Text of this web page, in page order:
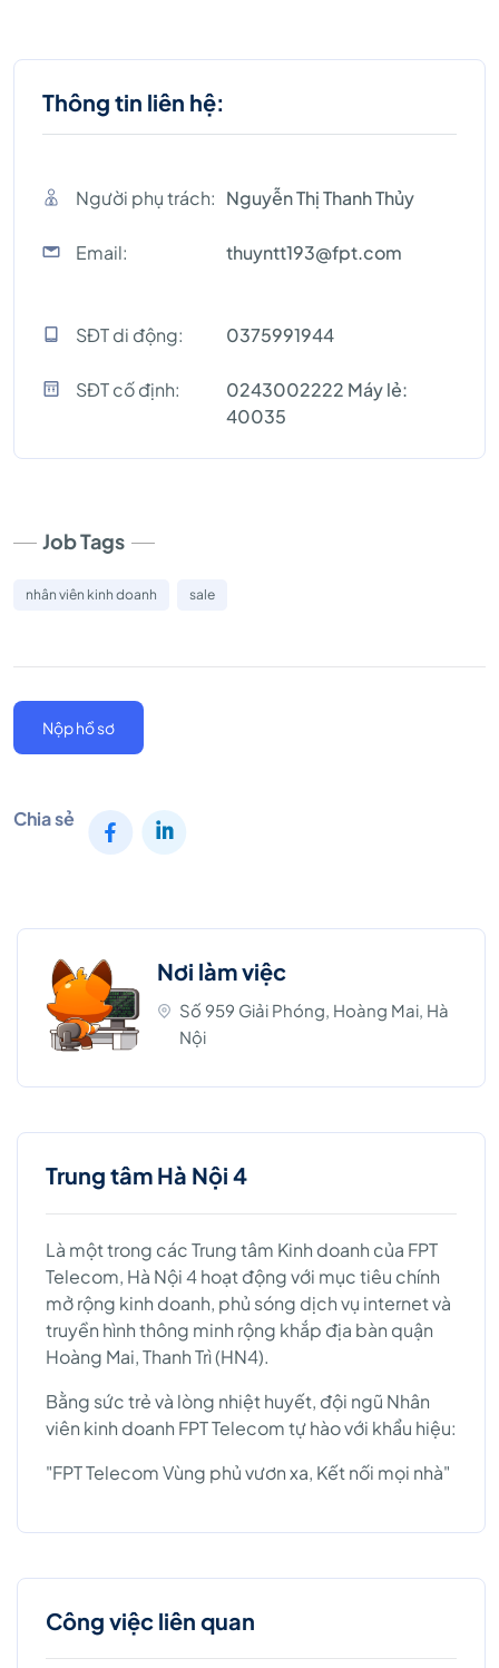
Thông tin liên hệ:
Người phụ trách: Nguyễn Thị Thanh Thủy
Email: thuyntt193@fpt.com
SĐT di động: 0375991944
SĐT cố định:
0243002222 Máy lẻ:
40035
Job Tags
nhân viên kinh doanh sale
Nộp hồ sơ
Chia sẻ
Nơi làm việc
Số 959 Giải Phóng, Hoàng Mai, Hà
Nội
Trung tâm Hà Nội 4
Là một trong các Trung tâm Kinh doanh của FPT
Telecom, Hà Nội 4 hoạt động với mục tiêu chính
mở rộng kinh doanh, phủ sóng dịch vụ internet và
truyền hình thông minh rộng khắp địa bàn quận
Hoàng Mai, Thanh Trì (HN4).
Bằng sức trẻ và lòng nhiệt huyết, đội ngũ Nhân
viên kinh doanh FPT Telecom tự hào với khẩu hiệu:
"FPT Telecom Vùng phủ vươn xa, Kết nối mọi nhà"
Công việc liên quan